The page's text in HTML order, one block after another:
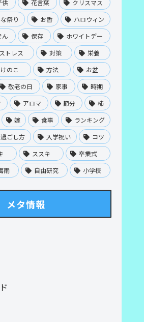
供 花言葉
クリスマス
祭り お香
ハロウィン
ん 保存
ホワイトデー
ストレス 対策
栄養
のこ 方法
お盆
敬老の日 家事
時期
アロマ 節分
柿
嫁 食事
ランキング
過ごし方 入学祝い
コツ
ススキ
卒業式
雨 自由研究 小学校
メタ情報